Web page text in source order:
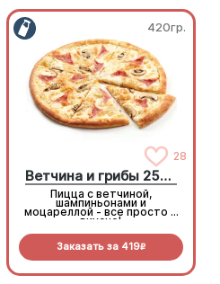
420гр.
28
Ветчина и грибы 25см
Пицца с ветчиной,
шампиньонами и
моцареллой - все просто и
вкусно!
Заказать за 419R